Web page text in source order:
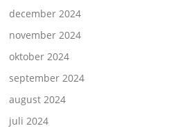
december 2024
november 2024
oktober 2024
september 2024
august 2024
juli 2024